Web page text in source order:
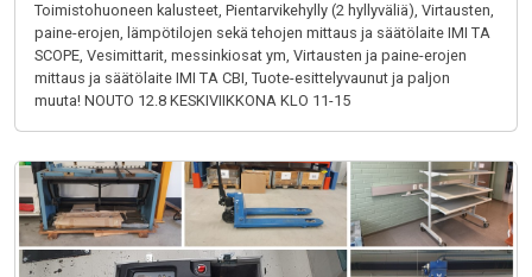
Toimistohuoneen kalusteet, Pientarvikehylly (2 hyllyväliä), Virtausten,
paine-erojen, lämpötilojen sekä tehojen mittaus ja säätölaite IMI TA
SCOPE, Vesimittarit, messinkiosat ym, Virtausten ja paine-erojen
mittaus ja säätölaite IMI TA CBI, Tuote-esittelyvaunut ja paljon
muuta! NOUTO 12.8 KESKIVIIKKONA KLO 11-15